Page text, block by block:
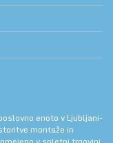
enoto v Ljubljani-
montaže in